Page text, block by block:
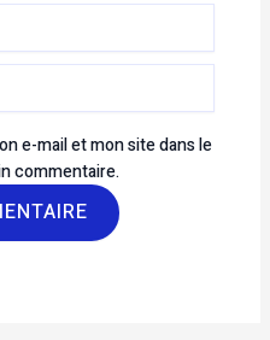
e-mail et mon site dans le
commentaire.